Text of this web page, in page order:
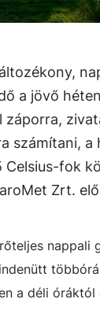
a jövő
záporra,
számítani, a
Celsius-fok
Zrt.
nappali
a déli